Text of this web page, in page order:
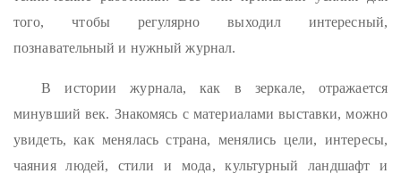
того, чтобы регулярно выходил интересный,
познавательный и нужный журнал.
В истории журнала, как в зеркале, отражается
минувший век. Знакомясь с материалами выставки, можно
увидеть, как менялась страна, менялись цели, интересы,
чаяния людей, стили и мода, культурный ландшафт и